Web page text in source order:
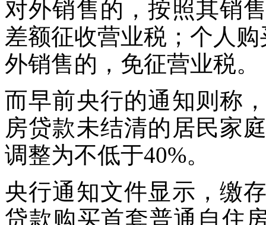
对外销售的，按照其销
差额征收营业税；个人
外销售的，免征营业税。
而早前央行的通知则称
房贷款未结清的居民家
调整为不低于40%。
央行通知文件显示，缴
贷款购买首套普通自住